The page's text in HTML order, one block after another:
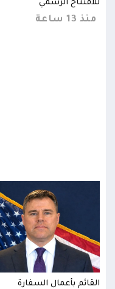
للافتتاح الرسمي
منذ 13 ساعة
القائم بأعمال السفارة